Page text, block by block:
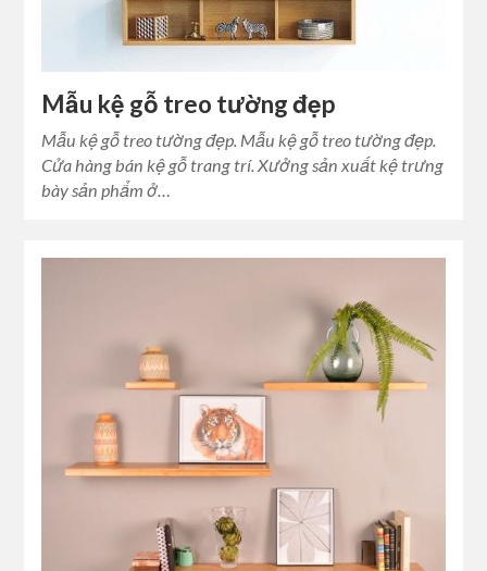
Mẫu kệ gỗ treo tường đẹp
Mẫu kệ gỗ treo tường đẹp. Mẫu kệ gỗ treo tường đẹp.
Cửa hàng bán kệ gỗ trang trí. Xưởng sản xuất kệ trưng
bày sản phẩm ở…